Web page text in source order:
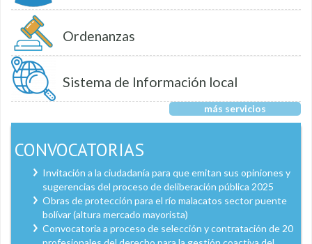
Ordenanzas
Sistema de Información local
más servicios
CONVOCATORIAS
Invitación a la ciudadanía para que emitan sus opiniones y
sugerencias del proceso de deliberación pública 2025
Obras de protección para el río malacatos sector puente
bolívar (altura mercado mayorista)
Convocatoria a proceso de selección y contratación de 20